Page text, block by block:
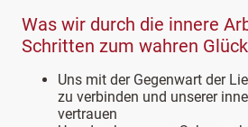
Was wir durch die innere
Schritten zum wahren
Uns mit der Gegenwart der
zu verbinden und unserer
vertrauen